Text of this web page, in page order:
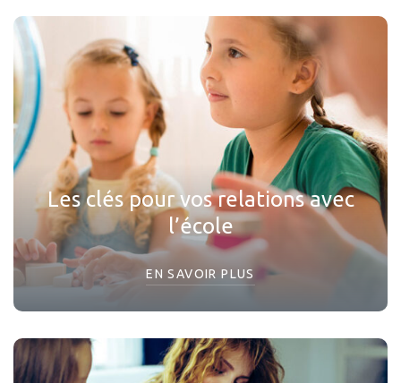
Les clés pour vos relations avec
l’école
EN SAVOIR PLUS